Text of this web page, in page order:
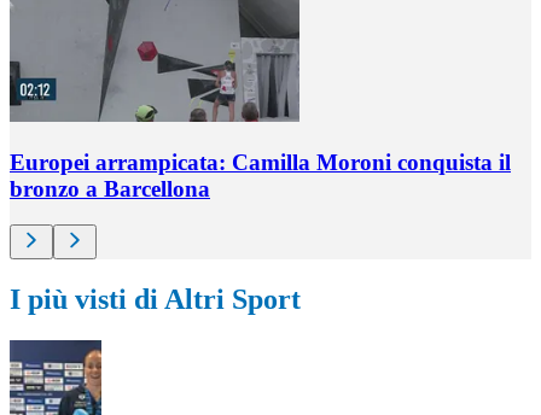
Europei arrampicata: Camilla Moroni conquista il
bronzo a Barcellona
I più visti di Altri Sport